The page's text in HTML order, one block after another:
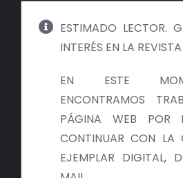
ESTIMADO LECTOR.
INTERÉS EN LA
EN ESTE
ENCONTRAMOS
PÁGINA WEB POR
CONTINUAR CON LA
EJEMPLAR DIGITAL,